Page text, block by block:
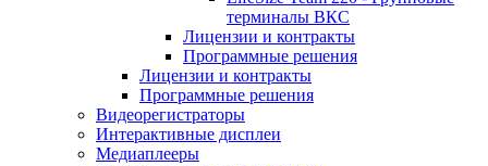
терминалы ВКС
Лицензии и контракты
Программные решения
Лицензии и контракты
Программные решения
Видеорегистраторы
Интерактивные дисплеи
Медиаплееры